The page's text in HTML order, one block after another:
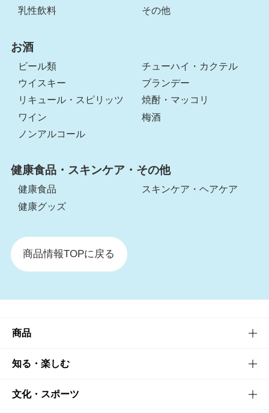
乳性飲料
その他
お酒
ビール類
チューハイ・カクテル
ウイスキー
ブランデー
リキュール・スピリッツ
焼酎・マッコリ
ワイン
梅酒
ノンアルコール
健康食品・スキンケア・その他
健康食品
スキンケア・ヘアケア
健康グッズ
商品情報TOPに戻る
商品
商品TOP
商品一覧
知る・楽しむ
知る・楽しむTOP
文化・スポーツ